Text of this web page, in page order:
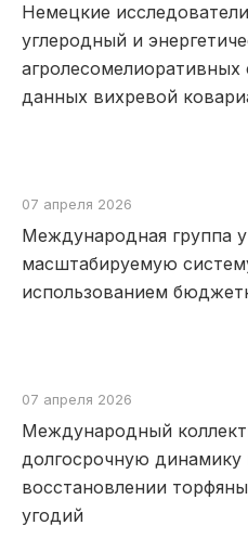
Немецкие
углеродный и
агролесомелиоративных
данных вихревой
07 апреля 2026
Международная группа
масштабируемую
использованием
07 апреля 2026
Международный
долгосрочную динамику
восстановлении
угодий